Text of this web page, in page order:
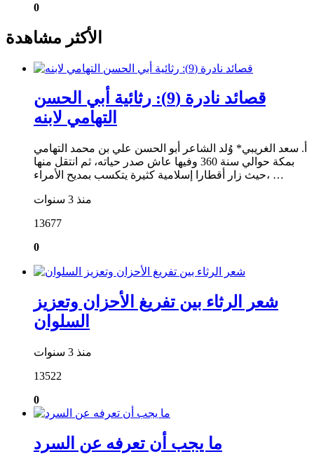
0
الأكثر مشاهدة
قصائد نادرة (9): رثائية أبي الحسن
التهامي لابنه
أ. سعد الغريبي* وُلد الشاعر أبو الحسن علي بن محمد التهامي
بمكة حوالي سنة 360 وفيها عاش صدر حياته، ثم انتقل منها
حيث زار أقطارا إسلامية كثيرة يتكسب بمديح الأمراء، …
منذ 3 سنوات
13677
0
شعر الرثاء بين تفريغ الأحزان وتعزيز
السلوان
منذ 3 سنوات
13522
0
ما يجب أن تعرفه عن السرد